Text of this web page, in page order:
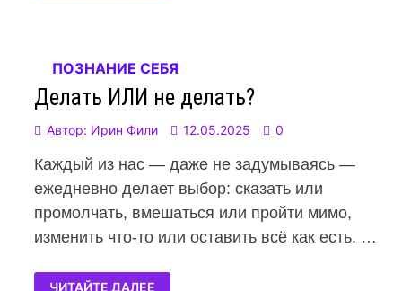
ПОЗНАНИЕ СЕБЯ
Делать ИЛИ не делать?
Автор: Ирин Фили 12.05.2025 0
Каждый из нас — даже не задумываясь —
ежедневно делает выбор: сказать или
промолчать, вмешаться или пройти мимо,
изменить что-то или оставить всё как есть. …
ЧИТАЙТЕ ДАЛЕЕ